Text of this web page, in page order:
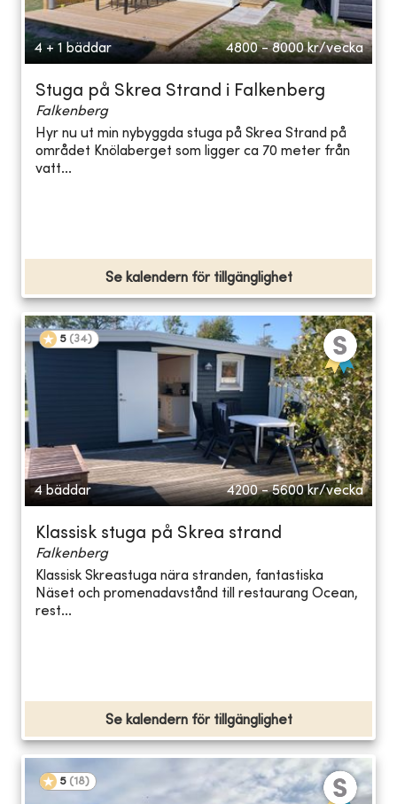
4 + 1 bäddar 4800 - 8000 kr/vecka
Stuga på Skrea Strand i Falkenberg
Falkenberg
Hyr nu ut min nybyggda stuga på Skrea Strand på
området Knölaberget som ligger ca 70 meter från
vatt...
Se kalendern för tillgänglighet
5 (34)
4 bäddar 4200 - 5600 kr/vecka
Klassisk stuga på Skrea strand
Falkenberg
Klassisk Skreastuga nära stranden, fantastiska
Näset och promenadavstånd till restaurang Ocean,
rest...
Se kalendern för tillgänglighet
5 (18)